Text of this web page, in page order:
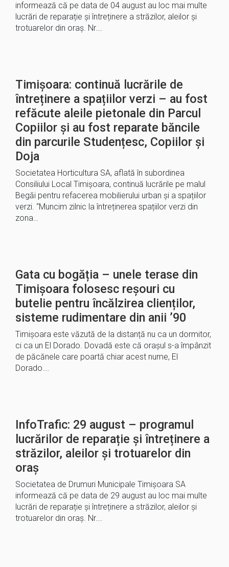
informează că pe data de 04 august au loc mai multe
lucrări de reparație și întreținere a străzilor, aleilor și
trotuarelor din oraș. Nr….
Timișoara: continuă lucrările de
întreținere a spațiilor verzi – au fost
refăcute aleile pietonale din Parcul
Copiilor și au fost reparate băncile
din parcurile Studențesc, Copiilor și
Doja
Societatea Horticultura SA, aflată în subordinea
Consiliului Local Timișoara, continuă lucrările pe malul
Begăi pentru refacerea mobilierului urban și a spațiilor
verzi. “Muncim zilnic la întreținerea spațiilor verzi din
zona…
Gata cu bogăția – unele terase din
Timișoara folosesc reșouri cu
butelie pentru încălzirea clienților,
sisteme rudimentare din anii ’90
Timișoara este văzută de la distanță nu ca un dormitor,
ci ca un El Dorado. Dovadă este că orașul s-a împânzit
de păcănele care poartă chiar acest nume, El
Dorado….
InfoTrafic: 29 august – programul
lucrărilor de reparație și întreținere a
străzilor, aleilor și trotuarelor din
oraș
Societatea de Drumuri Municipale Timișoara SA
informează că pe data de 29 august au loc mai multe
lucrări de reparație și întreținere a străzilor, aleilor și
trotuarelor din oraș. Nr….